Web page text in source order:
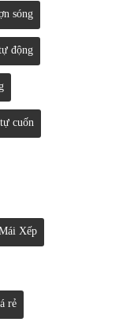
sóng
động
cuốn
Xếp
rẻ